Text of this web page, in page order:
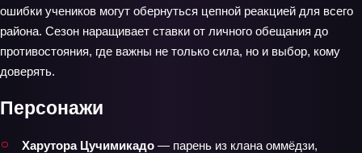
ошибки учеников могут обернуться цепной реакцией для всего
района. Сезон наращивает ставки от личного обещания до
противостояния, где важны не только сила, но и выбор, кому
доверять.
Персонажи
Харутора Цучимикадо — парень из клана оммёдзи,